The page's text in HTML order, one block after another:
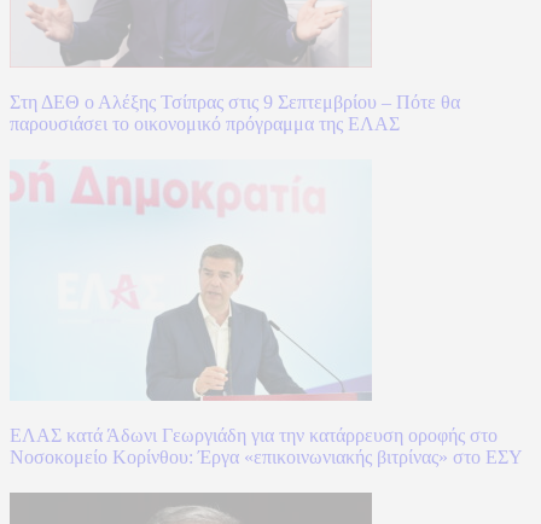
Στη ΔΕΘ ο Αλέξης Τσίπρας στις 9 Σεπτεμβρίου – Πότε θα
παρουσιάσει το οικονομικό πρόγραμμα της ΕΛΑΣ
ΕΛΑΣ κατά Άδωνι Γεωργιάδη για την κατάρρευση οροφής στο
Νοσοκομείο Κορίνθου: Έργα «επικοινωνιακής βιτρίνας» στο ΕΣΥ